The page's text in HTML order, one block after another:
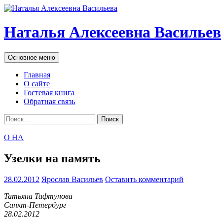
Наталья Алексеевна
Поиск
Основное меню Перейти
к
Главная
О сайте
Гостевая книга
Обратная связь
Найти:
О НА
Узелки на память
28.02.2012 Ярослав Васильев Оставить комментарий
Татьяна Тафтунова
Санкт-Петербург
28.02.2012